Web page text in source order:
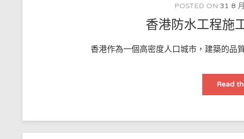
POSTED ON31 8
香港防水工程施
香港作為一個高密度人口城市，建築的
Read